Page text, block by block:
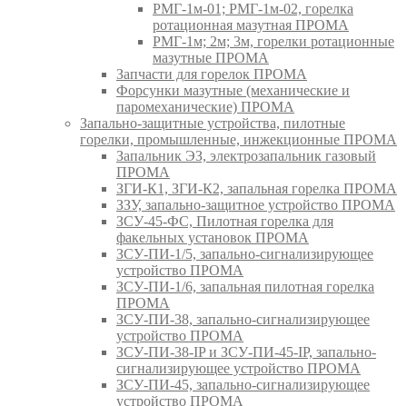
РМГ-1м-01; РМГ-1м-02, горелка
ротационная мазутная ПРОМА
РМГ-1м; 2м; 3м, горелки ротационные
мазутные ПРОМА
Запчасти для горелок ПРОМА
Форсунки мазутные (механические и
паромеханические) ПРОМА
Запально-защитные устройства, пилотные
горелки, промышленные, инжекционные ПРОМА
Запальник ЭЗ, электрозапальник газовый
ПРОМА
ЗГИ-К1, ЗГИ-К2, запальная горелка ПРОМА
ЗЗУ, запально-защитное устройство ПРОМА
ЗСУ-45-ФС, Пилотная горелка для
факельных установок ПРОМА
ЗСУ-ПИ-1/5, запально-сигнализирующее
устройство ПРОМА
ЗСУ-ПИ-1/6, запальная пилотная горелка
ПРОМА
ЗСУ-ПИ-38, запально-сигнализирующее
устройство ПРОМА
ЗСУ-ПИ-38-IP и ЗСУ-ПИ-45-IP, запально-
сигнализирующее устройство ПРОМА
ЗСУ-ПИ-45, запально-сигнализирующее
устройство ПРОМА